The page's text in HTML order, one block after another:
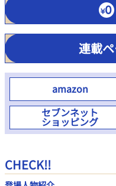
連載
amazon
セブンネット
ショッピング
CHECK!!